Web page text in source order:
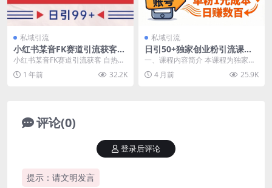
私域引流
小红书某音FK赛道引流获客
自热矩阵日引200+【揭秘】
小红书某音FK赛道引流获客 自热矩
阵日引200+【揭秘】 项目揭秘，项
目介绍： ...
1 年前 32.2K
私域引流
日引50+独家创业粉引流课：1
个账号即可开干，单粉1元成
本，日赚数百出粉盈利
一、课程内容简介 本课程为独家创
业粉引流实战课，无需投流、直
播、剪辑，仅需1个抖...
4 月前 25.9K
评论(0)
提示：请文明发言
登录后评论